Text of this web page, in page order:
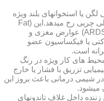
یا استخوانهای بلند ویژه
ران و ساق عارضه جدی آمبولی چربی رخ میدهد.این (Fat
یا فیکساسیون عضو
است.
های کار ویژه در رنگ
تزریق با فشار یا خارج
شیمی درمانی باعث بروز این
میشود.
داخل غلاف تاندونهای